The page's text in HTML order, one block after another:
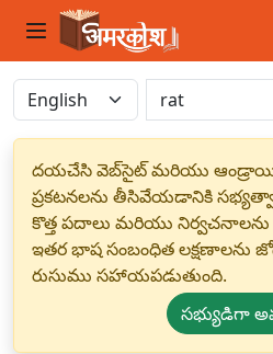
దయచేసి వెబ్‌సైట్ మరియు
ప్రకటనలను తీసివేయడానికి
కొత్త పదాలు మరియు
ఇతర భాష సంబంధిత లక్షణాలను
రుసుము సహాయపడుతుంది.
సభ్యుడిగా